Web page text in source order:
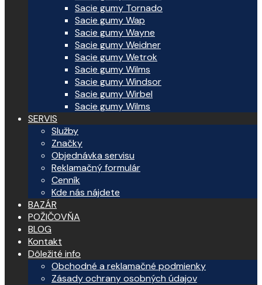
Sacie gumy Tornado
Sacie gumy Wap
Sacie gumy Wayne
Sacie gumy Weidner
Sacie gumy Wetrok
Sacie gumy Wilms
Sacie gumy Windsor
Sacie gumy Wirbel
Sacie gumy Wilms
SERVIS
Služby
Značky
Objednávka servisu
Reklamačný formulár
Cenník
Kde nás nájdete
BAZÁR
POŽIČOVŇA
BLOG
Kontakt
Dôležité info
Obchodné a reklamačné podmienky
Zásady ochrany osobných údajov